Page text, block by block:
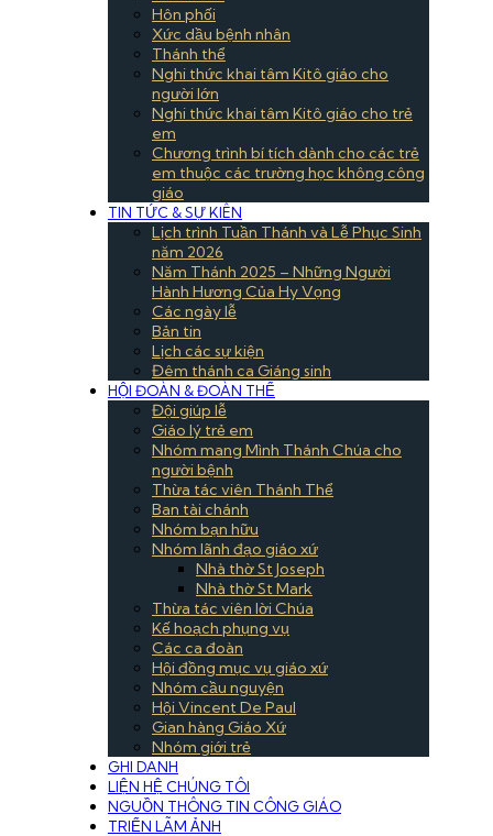
Hôn phối
Xức dầu bệnh nhân
Thánh thể
Nghi thức khai tâm Kitô giáo cho
người lớn
Nghi thức khai tâm Kitô giáo cho trẻ
em
Chương trình bí tích dành cho các trẻ
em thuộc các trường học không công
giáo
TIN TỨC & SỰ KIÊN
Lịch trình Tuần Thánh và Lễ Phục Sinh
năm 2026
Năm Thánh 2025 – Những Người
Hành Hương Của Hy Vọng
Các ngày lễ
Bản tin
Lịch các sự kiện
Đêm thánh ca Giáng sinh
HỘI ĐOÀN & ĐOÀN THỂ
Đội giúp lễ
Giáo lý trẻ em
Nhóm mang Mình Thánh Chúa cho
người bệnh
Thừa tác viên Thánh Thể
Ban tài chánh
Nhóm bạn hữu
Nhóm lãnh đạo giáo xứ
Nhà thờ St Joseph
Nhà thờ St Mark
Thừa tác viên lời Chúa
Kế hoạch phụng vụ
Các ca đoàn
Hội đồng mục vụ giáo xứ
Nhóm cầu nguyện
Hội Vincent De Paul
Gian hàng Giáo Xứ
Nhóm giới trẻ
GHI DANH
LIỆN HỆ CHÚNG TÔI
NGUỒN THÔNG TIN CÔNG GIÁO
TRIỂN LÃM ẢNH